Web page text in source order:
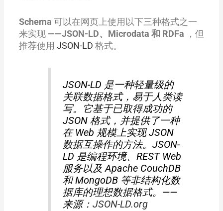
Schema 可以在网页上使用以下三种格式之一
来实现 ——JSON-LD、Microdata 和 RDFa ，但
推荐使用 JSON-LD 格式。
JSON-LD 是一种轻量级的
关联数据格式，易于人类读
写。它基于已取得成功的
JSON 格式，并提供了一种
在 Web 规模上实现 JSON
数据互操作的方法。JSON-
LD 是编程环境、REST Web
服务以及 Apache CouchDB
和 MongoDB 等非结构化数
据库的理想数据格式。——
来源：JSON-LD.org